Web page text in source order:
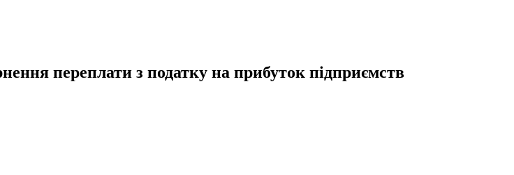
переплати з податку на прибуток підприємств